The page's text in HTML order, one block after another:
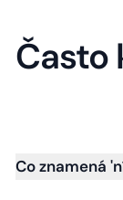
Často
Co znamená